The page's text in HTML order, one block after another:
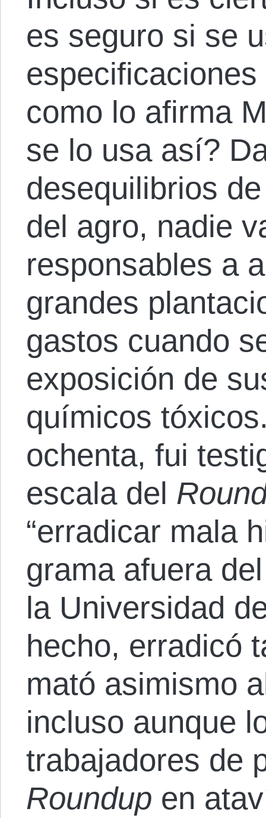
es seguro si se
como lo afirma
se lo usa así?
desequilibrios
del agro, nadie
responsables a
grandes
gastos cuando
exposición de
químicos
ochenta, fui
escala del
“erradicar mala
grama afuera
la Universidad
hecho, erradicó
mató asimismo
incluso aunque
trabajadores de
Roundup en